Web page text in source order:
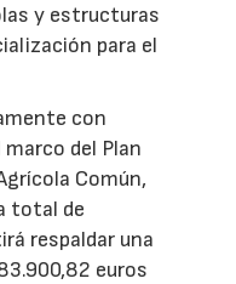
y estructuras
para el
con
del Plan
Común,
total de
respaldar una
euros